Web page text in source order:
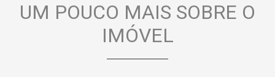
UM POUCO MAIS SOBRE O
IMÓVEL